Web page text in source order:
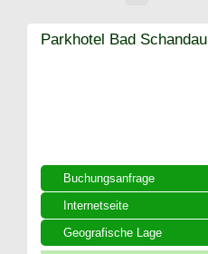
Buchungsanfrage
Internetseite
Geografische Lage
Parkhotel Bad Schandau